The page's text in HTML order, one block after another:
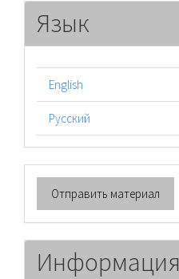
Язык
English
Русский
Отправить
материал
Отправить материал
Информация